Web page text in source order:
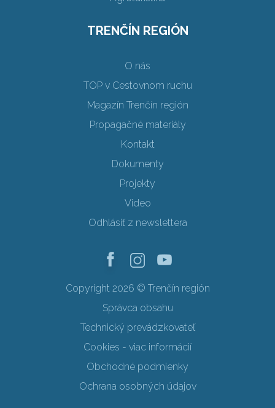
TRENČÍN REGIÓN
O nás
TOP v Cestovnom ruchu
Magazín Trenčín región
Propagačné materiály
Kontakt
Dokumenty
Projekty
Video
Odhlásiť z newslettera
Copyright 2026 © Trenčín región
Správca obsahu
Technický prevádzkovateľ
Cookies - viac informácií
Obchodné podmienky
Ochrana osobných údajov